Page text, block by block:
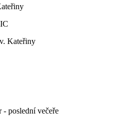
Kateřiny
poslední večeře